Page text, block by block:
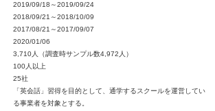
2019/09/18～2019/09/24
2018/09/21～2018/10/09
2017/08/21～2017/09/07
2020/01/06
3,710人（調査時サンプル数4,972人）
100人以上
25社
「英会話」習得を目的として、通学するスクールを運営してい
る事業者を対象とする。